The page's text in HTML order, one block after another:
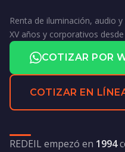
Renta de iluminación, audio
XV años y corporativos desde
COTIZAR POR
COTIZAR EN
REDEIL empezó en 1994